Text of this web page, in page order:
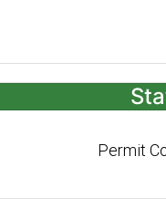
Permit